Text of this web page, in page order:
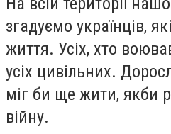
згадуємо українців,
життя. Усіх, хто
усіх цивільних.
міг би ще жити, якби
війну.